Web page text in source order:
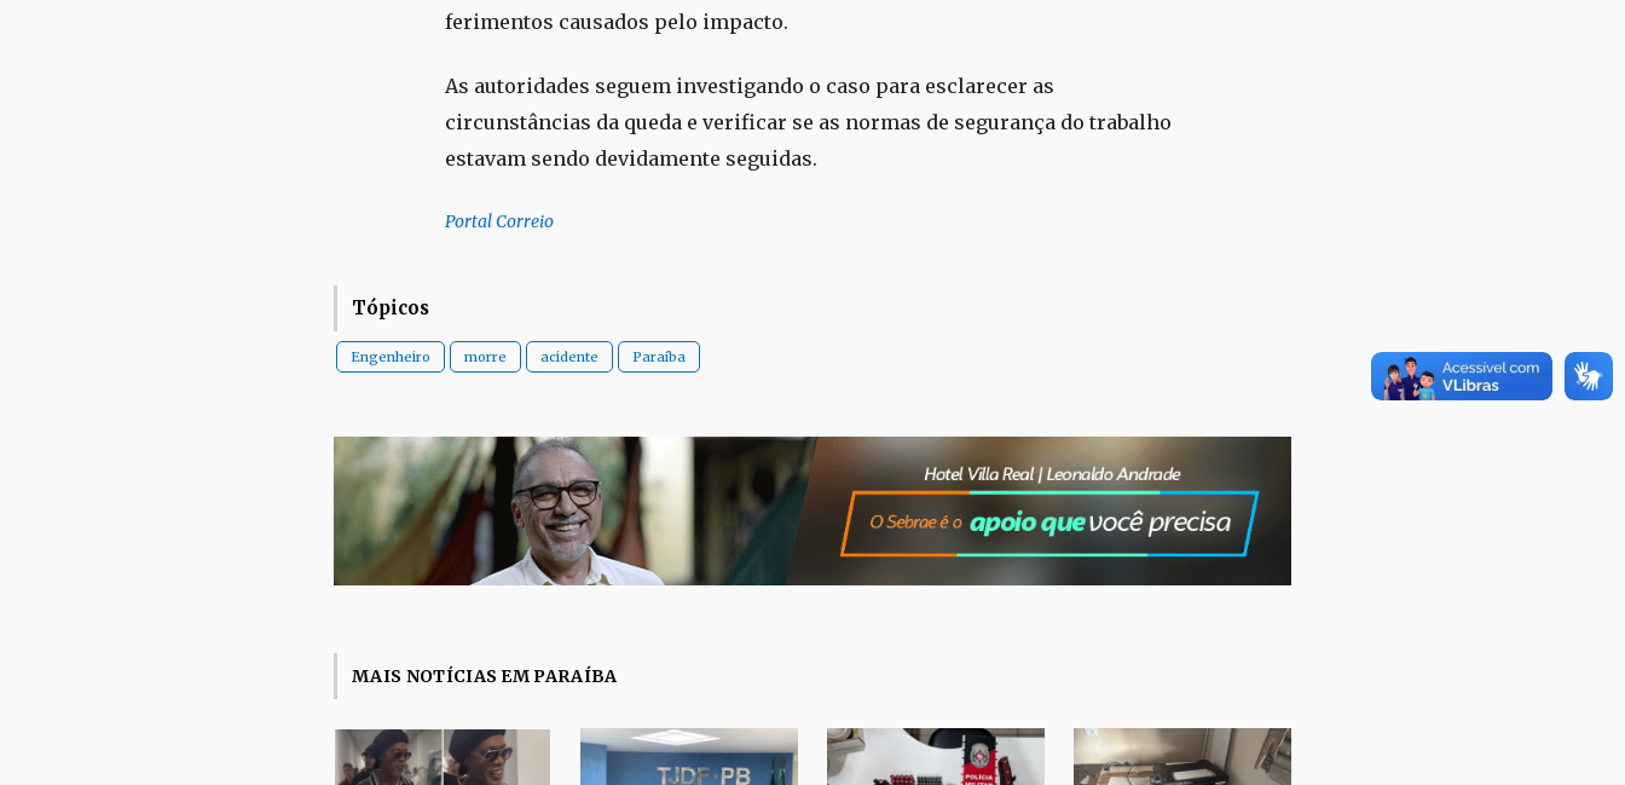
ferimentos causados pelo impacto.
As autoridades seguem investigando o caso para esclarecer as
circunstâncias da queda e verificar se as normas de segurança do trabalho
estavam sendo devidamente seguidas.
Portal Correio
Tópicos
Engenheiro morre acidente Paraíba
MAIS NOTÍCIAS EM PARAÍBA